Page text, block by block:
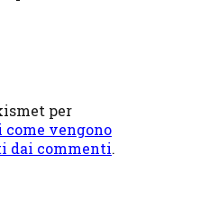
per
come vengono
dai commenti.